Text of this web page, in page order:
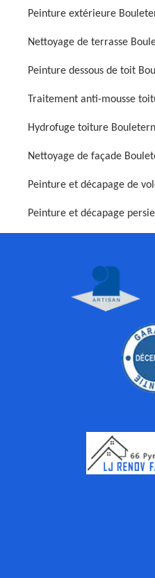
Peinture extérieure
Nettoyage de terrasse
Peinture dessous de toit
Traitement anti-mousse
Hydrofuge toiture
Nettoyage de façade
Peinture et décapage de
Peinture et décapage